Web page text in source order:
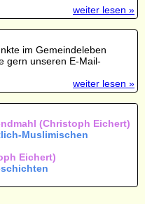
weiter lesen »
im Gemeindeleben
gern unseren E-Mail-
weiter lesen »
(Christoph Eichert)
Muslimischen
Eichert)